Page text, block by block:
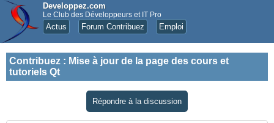
Developpez.com
Le Club des Développeurs et IT Pro
Actus Forum Contribuez Emploi
Contribuez : Mise à jour de la page des cours et
tutoriels Qt
Répondre à la discussion